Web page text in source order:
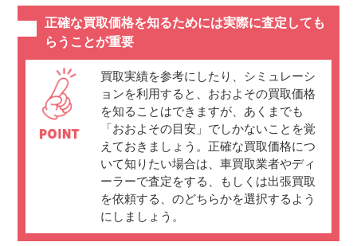
正確な買取価格を知るためには実際に査定しても
らうことが重要
買取実績を参考にしたり、シミュレーシ
ョンを利用すると、おおよその買取価格
を知ることはできますが、あくまでも
「おおよその目安」でしかないことを覚
えておきましょう。正確な買取価格につ
いて知りたい場合は、車買取業者やディ
ーラーで査定をする、もしくは出張買取
を依頼する、のどちらかを選択するよう
にしましょう。